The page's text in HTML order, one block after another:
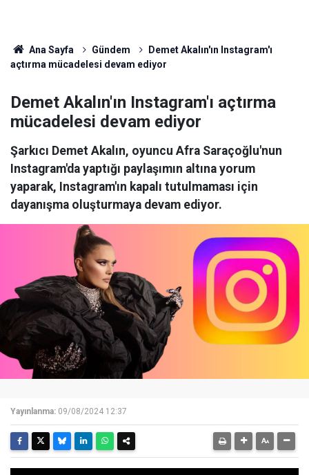
Ana Sayfa Gündem
Demet Akalın'ın Instagram'ı
açtırma mücadelesi devam ediyor
Demet Akalın'ın Instagram'ı açtırma
mücadelesi devam ediyor
Şarkıcı Demet Akalın, oyuncu Afra Saraçoğlu'nun
Instagram'da yaptığı paylaşımın altına yorum
yaparak, Instagram'ın kapalı tutulmaması için
dayanışma oluşturmaya devam ediyor.
Yayınlanma: 09/08/2024 12:37